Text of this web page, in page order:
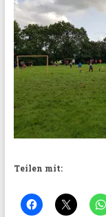
Teilen mit: